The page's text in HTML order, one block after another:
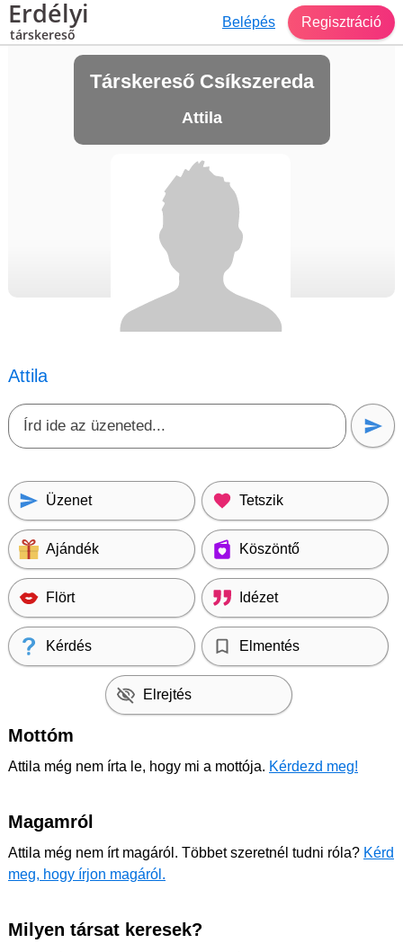
Erdélyi
társkereső
Belépés Regisztráció
Társkereső Csíkszereda
Attila
Attila
Üzenet Tetszik
Ajándék Köszöntő
Flört Idézet
Kérdés Elmentés
Elrejtés
Mottóm
Attila még nem írta le, hogy mi a mottója. Kérdezd meg!
Magamról
Attila még nem írt magáról. Többet szeretnél tudni róla? Kérd
meg, hogy írjon magáról.
Milyen társat keresek?